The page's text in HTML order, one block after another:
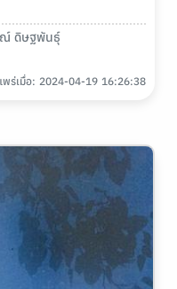
ณ์ ดิษฐพันธุ์
พร่เมื่อ: 2024-04-19 16:26:38